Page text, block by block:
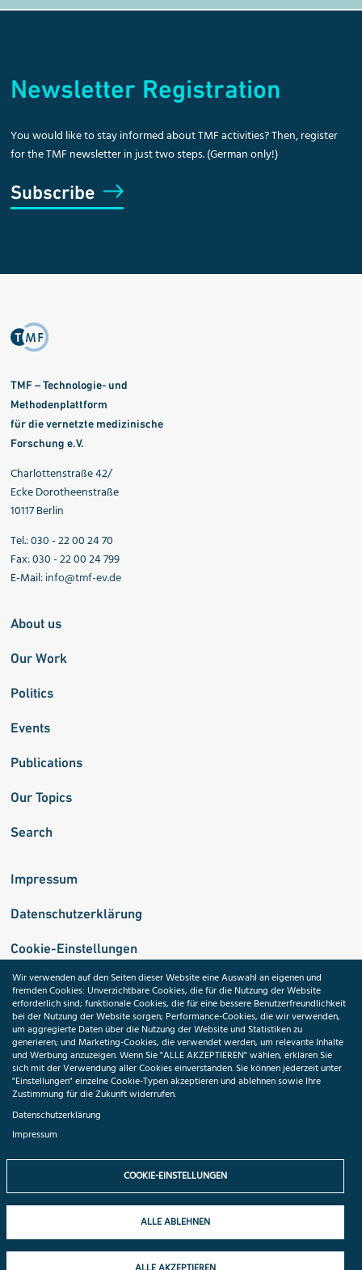
Newsletter Registration
You would like to stay informed about TMF activities? Then, register
for the TMF newsletter in just two steps. (German only!)
Subscribe
TMF – Technologie- und
Methodenplattform
für die vernetzte medizinische
Forschung e.V.
Charlottenstraße 42/
Ecke Dorotheenstraße
10117 Berlin
Tel.: 030 - 22 00 24 70
Fax: 030 - 22 00 24 799
E-Mail:info@tmf-ev.de
About us
Our Work
Politics
Events
Publications
Our Topics
Search
Impressum
Datenschutzerklärung
Cookie-Einstellungen
Medizininformatik-Initiative
ToolPool Gesundheitsforschung
Folgen Sie uns:
© 2026 TMF e.V. All rights reserved.
Wir verwenden auf den Seiten dieser Website eine Auswahl an eigenen und
fremden Cookies: Unverzichtbare Cookies, die für die Nutzung der Website
erforderlich sind; funktionale Cookies, die für eine bessere Benutzerfreundlichkeit
bei der Nutzung der Website sorgen; Performance-Cookies, die wir verwenden,
um aggregierte Daten über die Nutzung der Website und Statistiken zu
generieren; und Marketing-Cookies, die verwendet werden, um relevante Inhalte
und Werbung anzuzeigen. Wenn Sie "ALLE AKZEPTIEREN" wählen, erklären Sie
sich mit der Verwendung aller Cookies einverstanden. Sie können jederzeit unter
"Einstellungen" einzelne Cookie-Typen akzeptieren und ablehnen sowie Ihre
Zustimmung für die Zukunft widerrufen.
Datenschutzerklärung
Impressum
COOKIE-EINSTELLUNGEN
ALLE ABLEHNEN